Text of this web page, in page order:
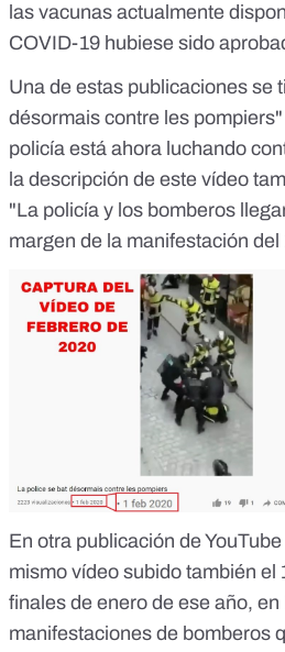
las vacunas actualmente
COVID-19 hubiese sido
Una de estas publicaciones se
désormais contre les pompiers
policía está ahora luchando
la descripción de este vídeo
"La policía y los bomberos
margen de la manifestación
En otra publicación de
mismo vídeo subido también el
finales de enero de ese año,
manifestaciones de bomberos